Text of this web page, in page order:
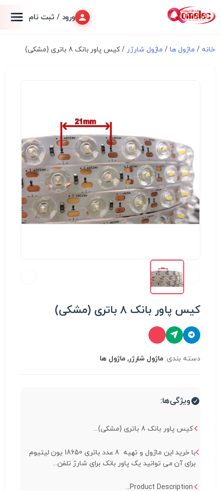
ورود / ثبت نام
خانه / ماژول ها/ ماژول شارژر / کیس پاور بانک 8 باتری (مشکی)
کیس پاور بانک 8 باتری (مشکی)
دسته بندی: ماژول شارژر, ماژول ها
ویژگی‌ها:
کیس پاور بانک 8 باتری (مشکی)...
با خرید این ماژول و تهیه 8 عدد باتری 18650 یون لیتیوم
برای آن می توانید یک پاور بانک برای شارژ تلفن...
Product Description...